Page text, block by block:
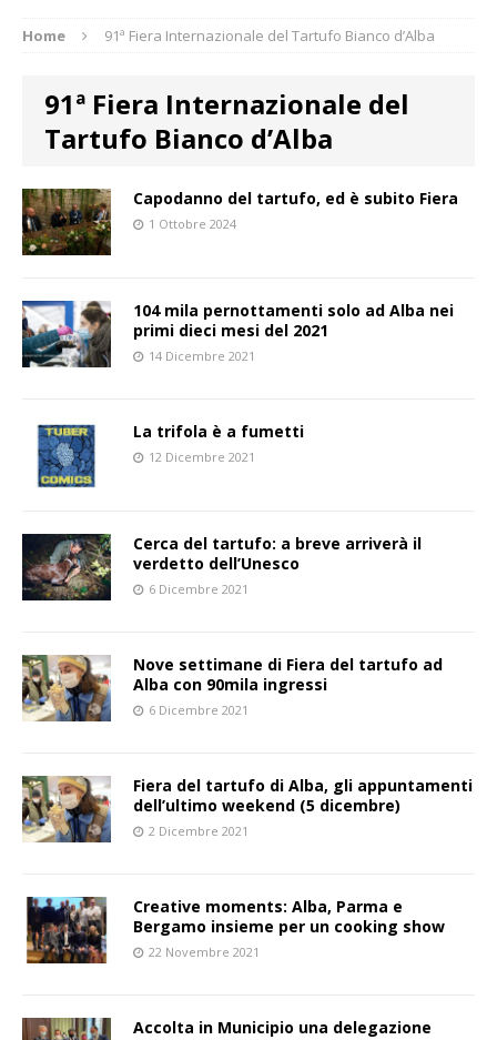
Home 91ª Fiera Internazionale del Tartufo Bianco d’Alba
91ª Fiera Internazionale del
Tartufo Bianco d’Alba
Capodanno del tartufo, ed è subito Fiera
1 Ottobre 2024
104 mila pernottamenti solo ad Alba nei
primi dieci mesi del 2021
14 Dicembre 2021
La trifola è a fumetti
12 Dicembre 2021
Cerca del tartufo: a breve arriverà il
verdetto dell’Unesco
6 Dicembre 2021
Nove settimane di Fiera del tartufo ad
Alba con 90mila ingressi
6 Dicembre 2021
Fiera del tartufo di Alba, gli appuntamenti
dell’ultimo weekend (5 dicembre)
2 Dicembre 2021
Creative moments: Alba, Parma e
Bergamo insieme per un cooking show
22 Novembre 2021
Accolta in Municipio una delegazione